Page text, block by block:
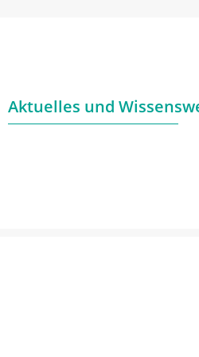
Aktuelles und